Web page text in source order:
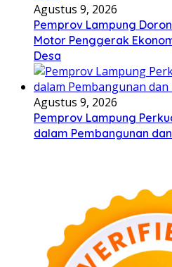
Agustus 9, 2026
Pemprov Lampung
Motor Penggerak
Desa
Agustus 9, 2026
Pemprov Lampung
dalam Pembangunan